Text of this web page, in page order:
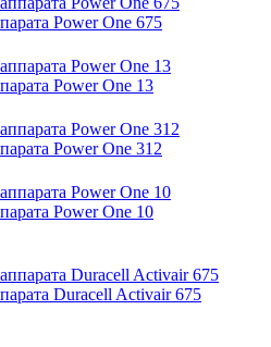
Power One 675
Power One 13
Power One 312
Power One 10
Duracell Activair 675